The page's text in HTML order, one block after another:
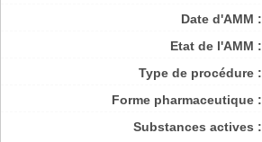
Date d'AMM :
Etat de l'AMM :
Type de procédure :
Forme pharmaceutique :
Substances actives :